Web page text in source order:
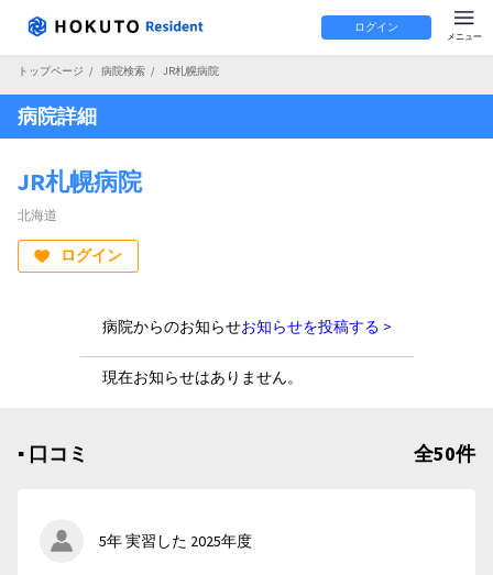
ログイン
トップページ / 病院検索 / JR札幌病院
病院詳細
JR札幌病院
北海道
ログイン
病院からのお知らせお知らせを投稿する >
現在お知らせはありません。
▪︎ 口コミ 全50件
5年 実習した 2025年度